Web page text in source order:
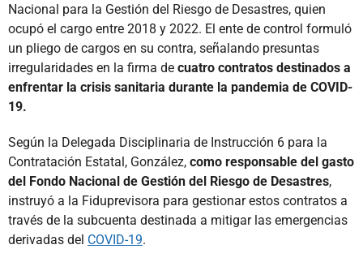
Nacional para la Gestión del Riesgo de Desastres, quien
ocupó el cargo entre 2018 y 2022. El ente de control formuló
un pliego de cargos en su contra, señalando presuntas
irregularidades en la firma de cuatro contratos destinados a
enfrentar la crisis sanitaria durante la pandemia de COVID-
19.
Según la Delegada Disciplinaria de Instrucción 6 para la
Contratación Estatal, González, como responsable del gasto
del Fondo Nacional de Gestión del Riesgo de Desastres,
instruyó a la Fiduprevisora para gestionar estos contratos a
través de la subcuenta destinada a mitigar las emergencias
derivadas del COVID-19.